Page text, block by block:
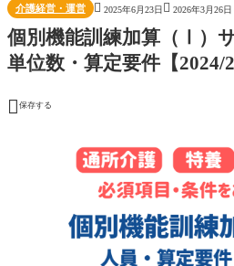
介護経営・運営  2025年6月23日  2026年3月26日
個別機能訓練加算（Ⅰ）
単位数・算定要件【2024/
 保存する